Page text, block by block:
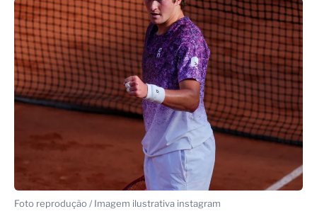
Foto reprodução / Imagem ilustrativa instagram